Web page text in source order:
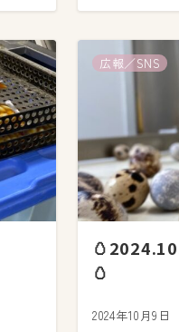
広報／SNS
🥚
2024年10月9日